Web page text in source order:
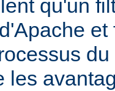
qu'un
et
les